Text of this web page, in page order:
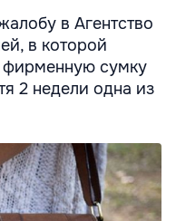
в Агентство
в которой
фирменную сумку
2 недели одна из